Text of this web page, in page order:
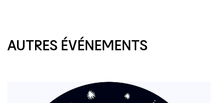
AUTRES ÉVÉNEMENTS